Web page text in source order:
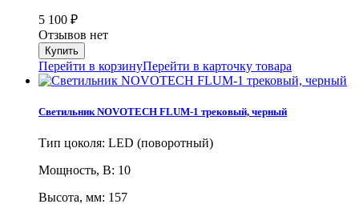
5 100 ₽
Отзывов нет
Перейти в корзинуПерейти в карточку товара
Светильник NOVOTECH FLUM-1 трековый, черный
Тип цоколя: LED (поворотный)
Мощность, В: 10
Высота, мм: 157